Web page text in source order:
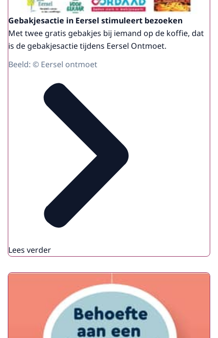
Gebakjesactie in Eersel stimuleert bezoeken
Met twee gratis gebakjes bij iemand op de koffie, dat
is de gebakjesactie tijdens Eersel Ontmoet.
Beeld: © Eersel ontmoet
Lees verder